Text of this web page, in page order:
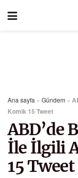
Ana sayfa » Gündem »
Komik 15 Tweet
ABD’de
İle İlgili
15 Tweet